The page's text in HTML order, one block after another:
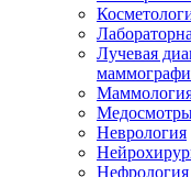
Лучевая
Неврология
Нефрология